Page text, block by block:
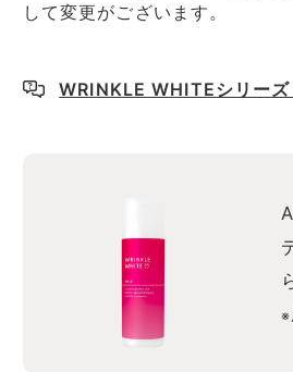
して変更がございます。
WRINKLE WHITEシリーズ
※